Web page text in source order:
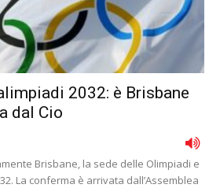
2032: è Brisbane
dal Cio
Brisbane, la sede delle Olimpiadi e
La conferma è arrivata dall’Assemblea